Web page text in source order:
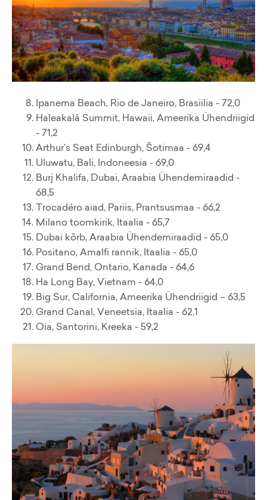
Ipanema Beach, Rio de Janeiro, Brasiilia - 72,0
Haleakalā Summit, Hawaii, Ameerika Ühendriigid
- 71,2
Arthur’s Seat Edinburgh, Šotimaa - 69,4
Uluwatu, Bali, Indoneesia - 69,0
Burj Khalifa, Dubai, Araabia Ühendemiraadid -
68,5
Trocadéro aiad, Pariis, Prantsusmaa - 66,2
Milano toomkirik, Itaalia - 65,7
Dubai kõrb, Araabia Ühendemiraadid - 65,0
Positano, Amalfi rannik, Itaalia - 65,0
Grand Bend, Ontario, Kanada - 64,6
Ha Long Bay, Vietnam - 64,0
Big Sur, California, Ameerika Ühendriigid – 63,5
Grand Canal, Veneetsia, Itaalia - 62,1
Oia, Santorini, Kreeka - 59,2